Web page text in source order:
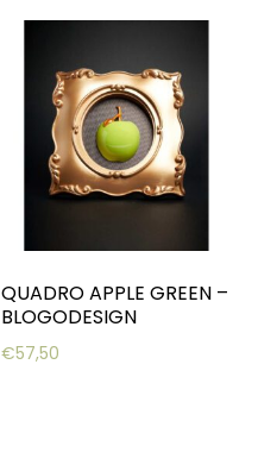
QUADRO APPLE GREEN –
BLOGODESIGN
€57,50